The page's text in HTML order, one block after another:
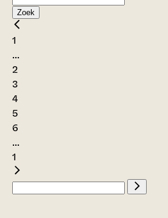
Zoek
1
...
2
3
4
5
6
...
1